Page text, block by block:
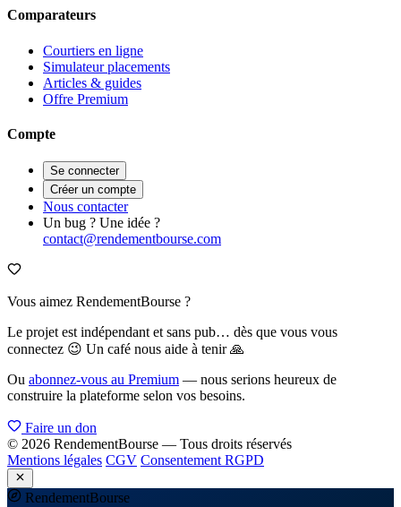
Comparateurs
Courtiers en ligne
Simulateur placements
Articles & guides
Offre Premium
Compte
Se connecter
Créer un compte
Nous contacter
Un bug ? Une idée ?
contact@rendementbourse.com
Vous aimez RendementBourse ?
Le projet est indépendant et sans pub… dès que vous vous
connectez 😉 Un café nous aide à tenir 🙏
Ou abonnez-vous au Premium — nous serions heureux de
construire la plateforme selon vos besoins.
Faire un don
© 2026 RendementBourse — Tous droits réservés
Mentions légales CGV Consentement RGPD
RendementBourse